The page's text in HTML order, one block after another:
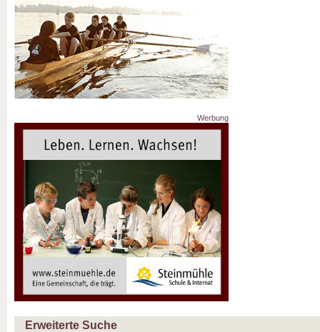
Werbung
Erweiterte Suche